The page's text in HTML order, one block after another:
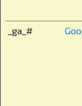
Sigurnost
tema.
Imamo
sigurnosne
perimetar,
_ga_#